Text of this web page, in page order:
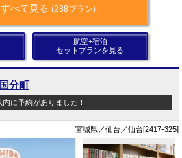
べて見る (288プラン)
航空+宿泊
セットプランを見る
分町
内に予約がありました！
宮城県／仙台／仙台[2417-325]